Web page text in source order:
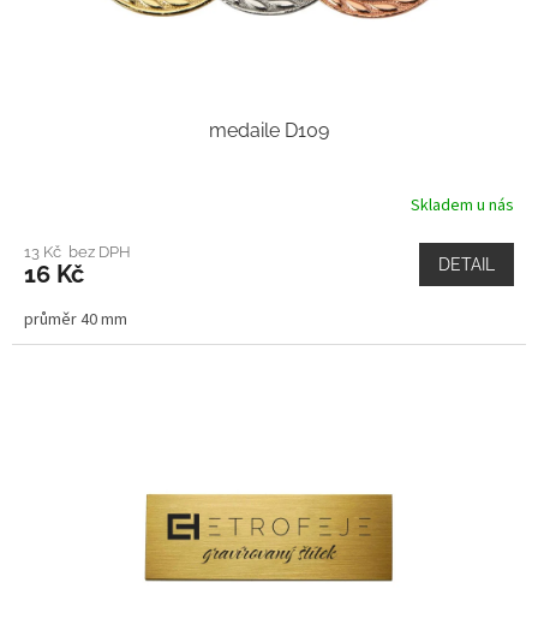
medaile D109
Skladem u nás
13 Kč bez DPH
16 Kč DETAIL
průměr 40 mm